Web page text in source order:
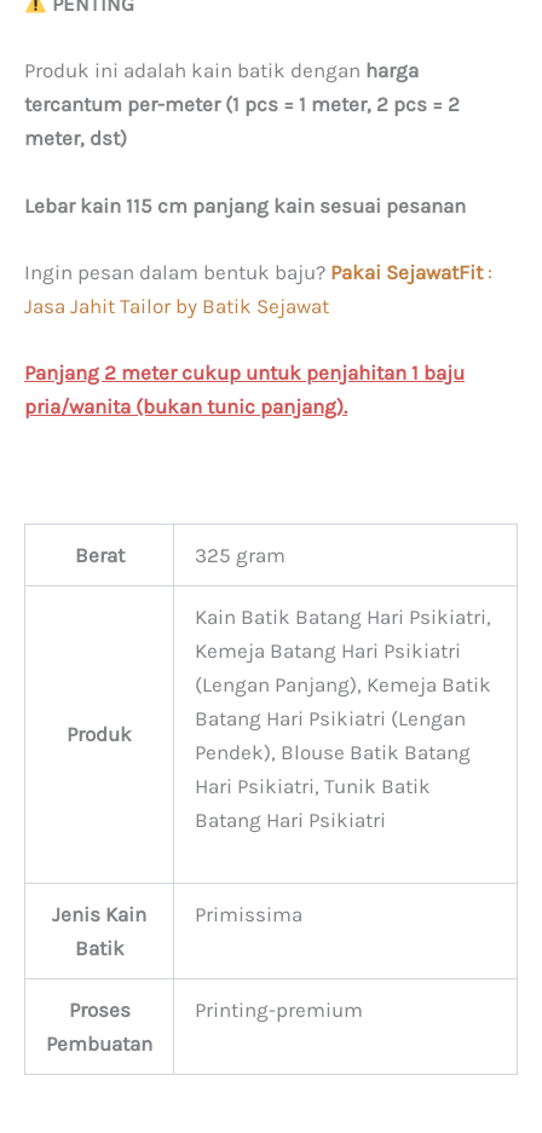
Produk ini adalah kain batik dengan harga
tercantum per-meter (1 pcs = 1 meter, 2 pcs = 2
meter, dst)
Lebar kain 115 cm panjang kain sesuai pesanan
Ingin pesan dalam bentuk baju? Pakai SejawatFit:
Jasa Jahit Tailor by Batik Sejawat
Panjang 2 meter cukup untuk penjahitan 1 baju
pria/wanita (bukan tunic panjang).
Berat 325 gram
Produk
Kain Batik Batang Hari Psikiatri,
Kemeja Batang Hari Psikiatri
(Lengan Panjang), Kemeja Batik
Batang Hari Psikiatri (Lengan
Pendek), Blouse Batik Batang
Hari Psikiatri, Tunik Batik
Batang Hari Psikiatri
Jenis Kain
Batik
Primissima
Proses
Pembuatan
Printing-premium